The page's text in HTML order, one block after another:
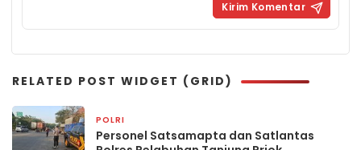
RELATED POST WIDGET (GRID)
POLRI
Personel Satsamapta dan Satlantas